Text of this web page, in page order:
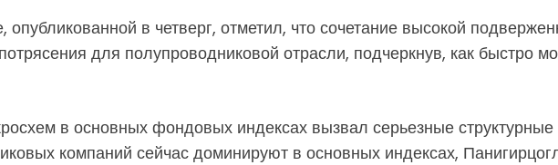
в четверг, отметил, что сочетание высокой
для полупроводниковой отрасли, подчеркнув, как быстро
в основных фондовых индексах вызвал серьезные
компаний сейчас доминируют в основных индексах,